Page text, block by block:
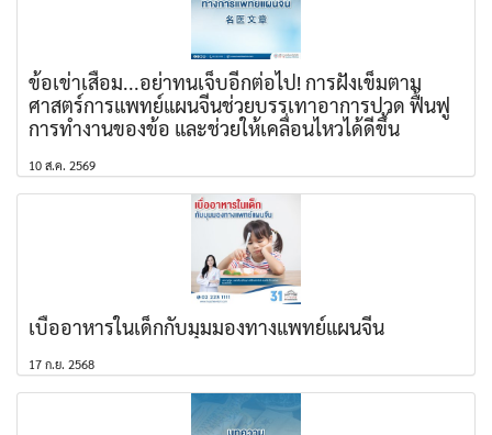
ข้อเข่าเสื่อม...อย่าทนเจ็บอีกต่อไป! การฝังเข็มตาม
ศาสตร์การแพทย์แผนจีนช่วยบรรเทาอาการปวด ฟื้นฟู
การทำงานของข้อ และช่วยให้เคลื่อนไหวได้ดีขึ้น
10 ส.ค. 2569
เบื่ออาหารในเด็กกับมุมมองทางแพทย์แผนจีน
17 ก.ย. 2568